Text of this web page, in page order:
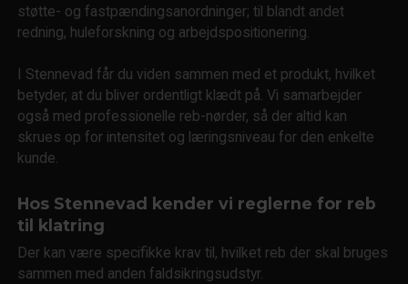
støtte- og fastpændingsanordninger; til blandt andet
redning, huleforskning og arbejdspositionering.
I Stennevad får du viden sammen med et produkt, hvilket
betyder, at du bliver ordentligt klædt på. Vi samarbejder
også med professionelle reb-nørder, så der altid kan
skrues op for intensitet og læringsniveau for den enkelte
kunde.
Hos Stennevad kender vi reglerne for reb
til klatring
Der kan være specifikke krav til, hvilket reb der skal bruges
sammen med anden faldsikringsudstyr.